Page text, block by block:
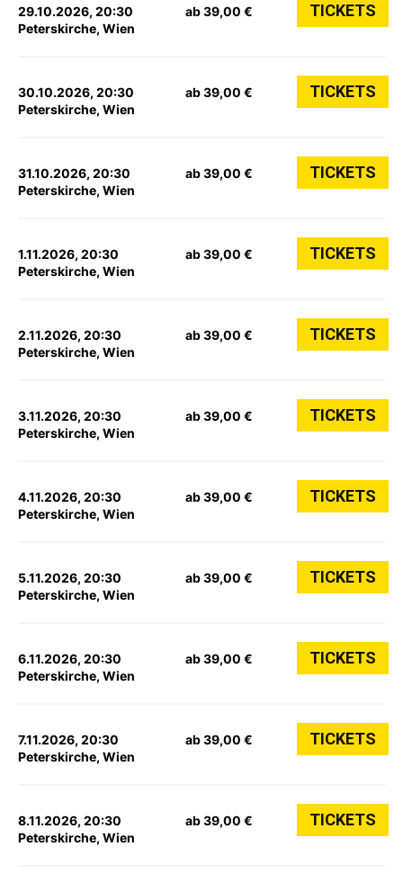
29.10.2026, 20:30
Peterskirche, Wien
ab 39,00 € TICKETS
30.10.2026, 20:30
Peterskirche, Wien
ab 39,00 € TICKETS
31.10.2026, 20:30
Peterskirche, Wien
ab 39,00 € TICKETS
1.11.2026, 20:30
Peterskirche, Wien
ab 39,00 € TICKETS
2.11.2026, 20:30
Peterskirche, Wien
ab 39,00 € TICKETS
3.11.2026, 20:30
Peterskirche, Wien
ab 39,00 € TICKETS
4.11.2026, 20:30
Peterskirche, Wien
ab 39,00 € TICKETS
5.11.2026, 20:30
Peterskirche, Wien
ab 39,00 € TICKETS
6.11.2026, 20:30
Peterskirche, Wien
ab 39,00 € TICKETS
7.11.2026, 20:30
Peterskirche, Wien
ab 39,00 € TICKETS
8.11.2026, 20:30
Peterskirche, Wien
ab 39,00 € TICKETS